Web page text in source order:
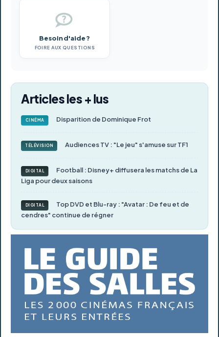
Besoin d'aide ?
FOIRE AUX QUESTIONS
Articles les + lus
CINÉMA Disparition de Dominique Frot
TÉLÉVISION Audiences TV : "Le jeu" s'amuse sur TF1
DIGITAL
Football : Disney+ diffusera les matchs de La
Liga pour deux saisons
DIGITAL
Top DVD et Blu-ray : "Avatar : De feu et de
cendres" continue de régner